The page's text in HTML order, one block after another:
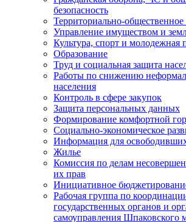
безопасность
Территориально-
Управление имуществом и
Культура, спорт и молодежная
Образование
Труд и социальная защита
Работы по снижению
населения
Контроль в сфере закупок
Защита персональных данных
Формирование комфортной
Социально-экономическое
Информация для
Жилье
Комиссия по делам
их прав
Инициативное
Рабочая группа по
государственных органов и
самоуправления Шпаковского